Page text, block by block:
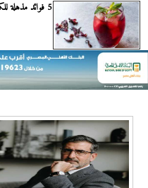
5 فوائد مذهلة للكركديه البارد